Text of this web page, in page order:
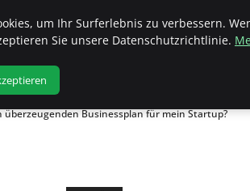
überzeugenden Businessplan für mein Startup?
um Ihr Surferlebnis zu verbessern.
Sie unsere Datenschutzrichtlinie.